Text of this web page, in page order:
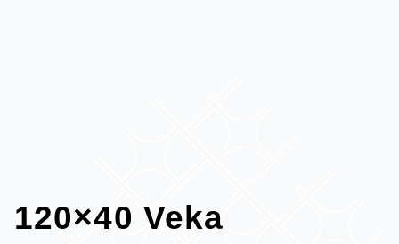
120×40 Veka